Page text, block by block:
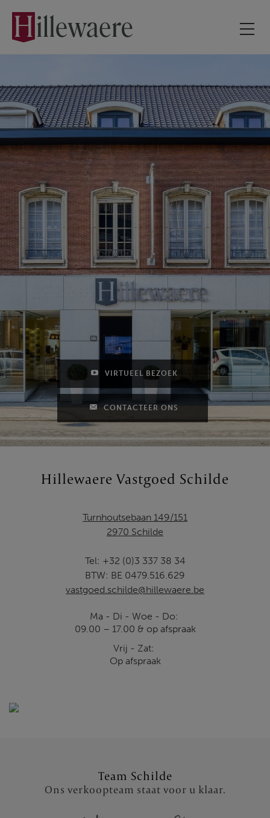
VIRTUEEL BEZOEK
CONTACTEER ONS
Hillewaere Vastgoed Schilde
Turnhoutsebaan 149/151
2970 Schilde
Tel: +32 (0)3 337 38 34
BTW: BE 0479.516.629
vastgoed.schilde@hillewaere.be
Ma - Di - Woe - Do:
09.00 – 17.00 & op afspraak
Vrij - Zat:
Op afspraak
Team Schilde
Ons verkoopteam staat voor u klaar.